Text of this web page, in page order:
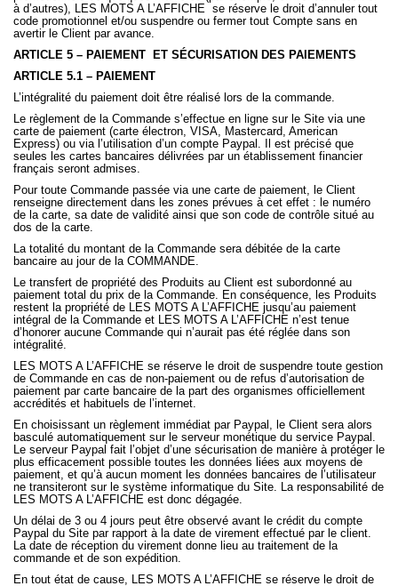
à d’autres), LES MOTS A L’AFFICHE se réserve le droit d’annuler tout
code promotionnel et/ou suspendre ou fermer tout Compte sans en
avertir le Client par avance.
ARTICLE 5 – PAIEMENT
ET SÉCURISATION DES PAIEMENTS
ARTICLE 5.1 – PAIEMENT
L’intégralité du paiement doit être réalisé lors de la commande.
Le règlement de la Commande s’effectue en ligne sur le Site via une
carte de paiement (carte électron, VISA, Mastercard, American
Express) ou via l’utilisation d’un compte Paypal. Il est précisé que
seules les cartes bancaires délivrées par un établissement financier
français seront admises.
Pour toute Commande passée via une carte de paiement, le Client
renseigne directement dans les zones prévues à cet effet : le numéro
de la carte, sa date de validité ainsi que son code de contrôle situé au
dos de la carte.
La totalité du montant de la Commande sera débitée de la carte
bancaire au jour de la COMMANDE.
Le transfert de propriété des Produits au Client est subordonné au
paiement total du prix de la Commande. En conséquence, les Produits
restent la propriété de LES MOTS A L’AFFICHE jusqu’au paiement
intégral de la Commande et LES MOTS A L’AFFICHE n’est tenue
d’honorer aucune Commande qui n’aurait pas été réglée dans son
intégralité.
LES MOTS A L’AFFICHE se réserve le droit de suspendre toute gestion
de Commande en cas de non-paiement ou de refus d’autorisation de
paiement par carte bancaire de la part des organismes officiellement
accrédités et habituels de l’internet.
En choisissant un règlement immédiat par Paypal, le Client sera alors
basculé automatiquement sur le serveur monétique du service Paypal.
Le serveur Paypal fait l’objet d’une sécurisation de manière à protéger le
plus efficacement possible toutes les données liées aux moyens de
paiement, et qu’à aucun moment les données bancaires de l’utilisateur
ne transiteront sur le système informatique du Site. La responsabilité de
LES MOTS A L’AFFICHE est donc dégagée.
Un délai de 3 ou 4 jours peut être observé avant le crédit du compte
Paypal du Site par rapport à la date de virement effectué par le client.
La date de réception du virement donne lieu au traitement de la
commande et de son expédition.
En tout état de cause, LES MOTS A L’AFFICHE se réserve le droit de